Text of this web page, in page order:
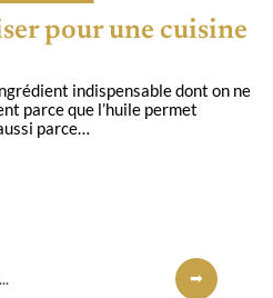
pour une cuisine
indispensable dont on ne
parce que l’huile permet
parce…